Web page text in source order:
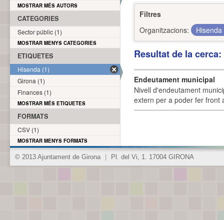
Filtres
Organitzacions:
Hisenda
Resultat de la
Endeutament municipal
Nivell d'endeutament
extern per a poder fer front
MOSTRAR MÉS AUTORS
CATEGORIES
Sector públic (1)
MOSTRAR MENYS CATEGORIES
ETIQUETES
Hisenda (1)
Girona (1)
Finances (1)
MOSTRAR MÉS ETIQUETES
FORMATS
CSV (1)
MOSTRAR MENYS FORMATS
© 2013 Ajuntament de Girona Pl. del Vi, 1. 17004 GIRONA